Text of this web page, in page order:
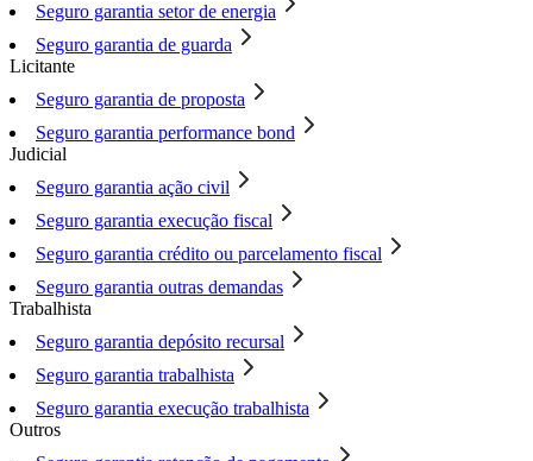
Seguro garantia setor de energia
Seguro garantia de guarda
Licitante
Seguro garantia de proposta
Seguro garantia performance bond
Judicial
Seguro garantia ação civil
Seguro garantia execução fiscal
Seguro garantia crédito ou parcelamento fiscal
Seguro garantia outras demandas
Trabalhista
Seguro garantia depósito recursal
Seguro garantia trabalhista
Seguro garantia execução trabalhista
Outros